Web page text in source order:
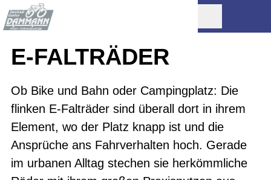
E-FALTRÄDER
Ob Bike und Bahn oder Campingplatz: Die
flinken E-Falträder sind überall dort in ihrem
Element, wo der Platz knapp ist und die
Ansprüche ans Fahrverhalten hoch. Gerade
im urbanen Alltag stechen sie herkömmliche